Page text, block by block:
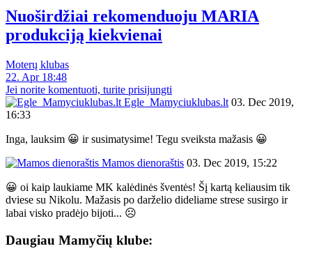
Nuoširdžiai rekomenduoju MARIA
produkciją kiekvienai
Moterų klubas
22. Apr 18:48
Jei norite komentuoti, turite prisijungti
Egle_Mamyciuklubas.lt 03. Dec 2019,
16:33
Inga, lauksim 😀 ir susimatysime! Tegu sveiksta mažasis 😀
Mamos dienoraštis 03. Dec 2019, 15:22
😀 oi kaip laukiame MK kalėdinės šventės! Šį kartą keliausim tik
dviese su Nikolu. Mažasis po darželio dideliame strese susirgo ir
labai visko pradėjo bijoti... ☹
Daugiau Mamyčių klube: